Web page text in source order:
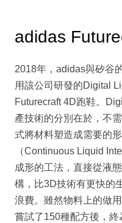
adidas
2018年，adidas與矽谷
用該公司研發的Digital
Futurecraft 4D跑鞋。
產技術的分別在於，不
式將材料塑造成需要的
（Continuous Liquid
成形的工法，直接從液
構，比3D技術有更快的
浪費。雖然物料上的做
嘗試了150種配方後，終